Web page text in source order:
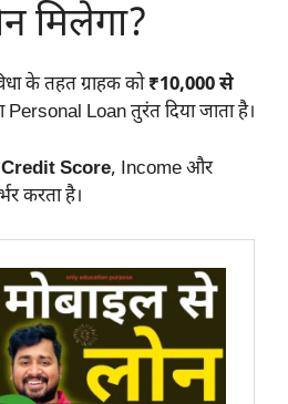
मिलेगा?
के तहत ग्राहक को₹10,000 से
Personal Loan तुरंत दिया जाता है।
Credit Score, Income और
करता है।